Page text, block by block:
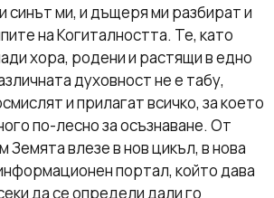
синът ми, и дъщеря ми разбират и
на Когиталността. Те, като
хора, родени и растящи в едно
духовност не е табу,
и прилагат всичко, за което
по-лесно за осъзнаване. От
Земята влезе в нов цикъл, в нова
портал, който дава
да се определи дали го